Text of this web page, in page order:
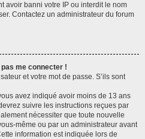
avoir banni votre IP ou interdit le nom
Contactez un administrateur du forum
me connecter !
et votre mot de passe. S’ils sont
avez indiqué avoir moins de 13 ans
suivre les instructions reçues par
nécessiter que toute nouvelle
même ou par un administrateur avant
information est indiquée lors de